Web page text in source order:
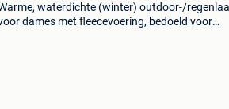
waterdichte (winter) outdoor-/
dames met fleecevoering, bedoeld voor